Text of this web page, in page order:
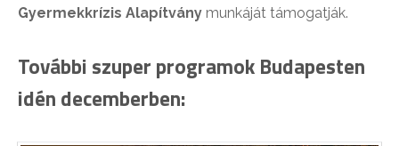
Gyermekkrízis Alapítvány munkáját támogatják.
További szuper programok Budapesten
idén decemberben: